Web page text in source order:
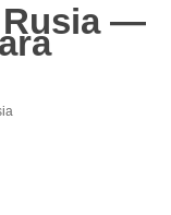
Rusia —